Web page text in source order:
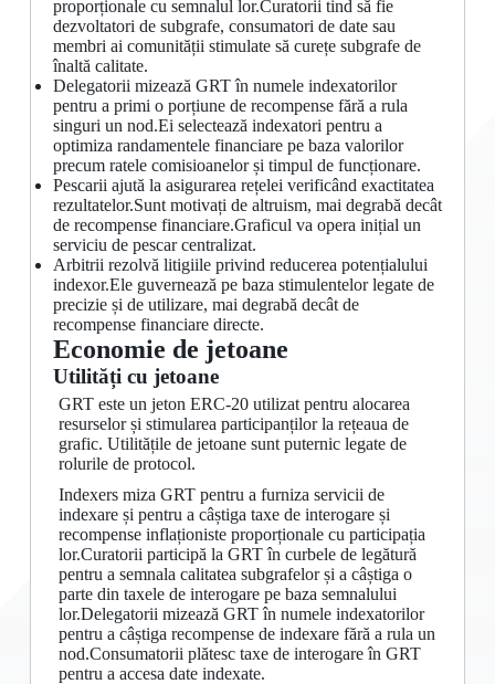
proporționale cu semnalul lor.Curatorii tind să fie
dezvoltatori de subgrafe, consumatori de date sau
membri ai comunității stimulate să curețe subgrafe de
înaltă calitate.
Delegatorii mizează GRT în numele indexatorilor
pentru a primi o porțiune de recompense fără a rula
singuri un nod.Ei selectează indexatori pentru a
optimiza randamentele financiare pe baza valorilor
precum ratele comisioanelor și timpul de funcționare.
Pescarii ajută la asigurarea rețelei verificând exactitatea
rezultatelor.Sunt motivați de altruism, mai degrabă decât
de recompense financiare.Graficul va opera inițial un
serviciu de pescar centralizat.
Arbitrii rezolvă litigiile privind reducerea potențialului
indexor.Ele guvernează pe baza stimulentelor legate de
precizie și de utilizare, mai degrabă decât de
recompense financiare directe.
Economie de jetoane
Utilități cu jetoane
GRT este un jeton ERC-20 utilizat pentru alocarea
resurselor și stimularea participanților la rețeaua de
grafic. Utilitățile de jetoane sunt puternic legate de
rolurile de protocol.
Indexers miza GRT pentru a furniza servicii de
indexare și pentru a câștiga taxe de interogare și
recompense inflaționiste proporționale cu participația
lor.Curatorii participă la GRT în curbele de legătură
pentru a semnala calitatea subgrafelor și a câștiga o
parte din taxele de interogare pe baza semnalului
lor.Delegatorii mizează GRT în numele indexatorilor
pentru a câștiga recompense de indexare fără a rula un
nod.Consumatorii plătesc taxe de interogare în GRT
pentru a accesa date indexate.